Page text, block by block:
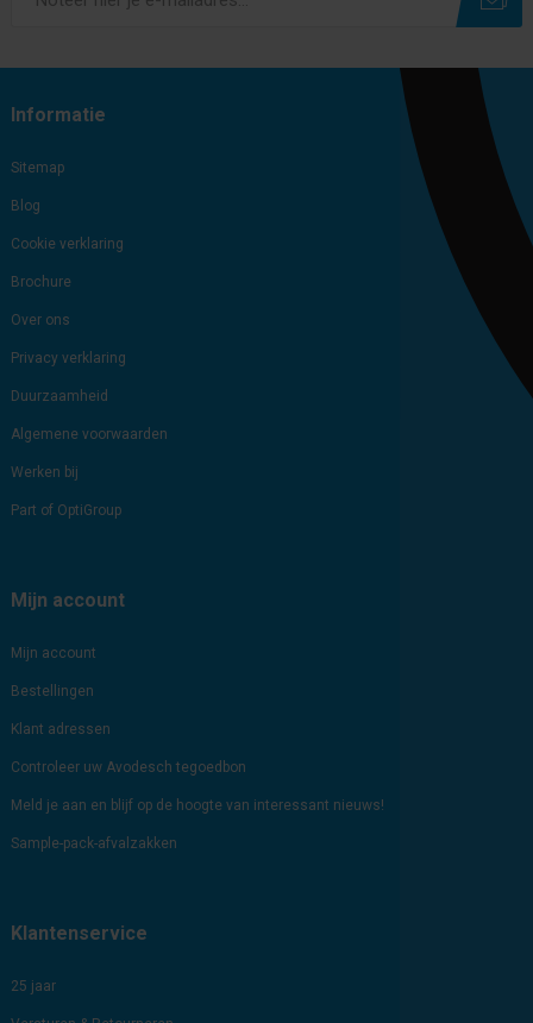
Informatie
Sitemap
Blog
Cookie verklaring
Brochure
Over ons
Privacy verklaring
Duurzaamheid
Algemene voorwaarden
Werken bij
Part of OptiGroup
Mijn account
Mijn account
Bestellingen
Klant adressen
Controleer uw Avodesch tegoedbon
Meld je aan en blijf op de hoogte van interessant nieuws!
Sample-pack-afvalzakken
Klantenservice
25 jaar